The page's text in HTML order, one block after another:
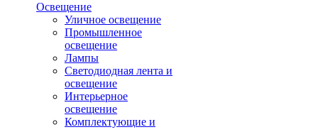
Освещение
Уличное освещение
Промышленное
освещение
Лампы
Светодиодная лента и
освещение
Интерьерное
освещение
Комплектующие и